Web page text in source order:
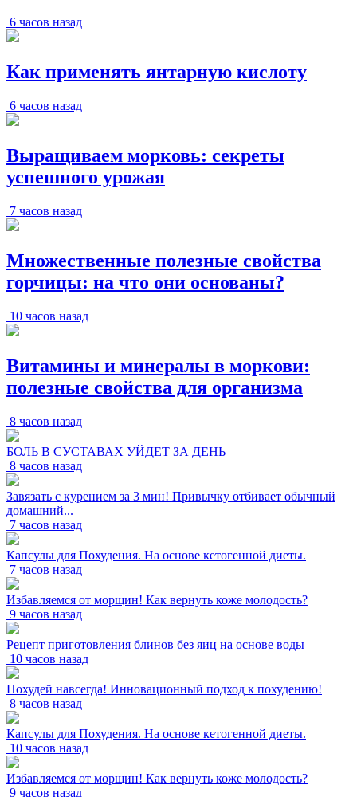
6 часов назад
Как применять янтарную кислоту
6 часов назад
Выращиваем морковь: секреты
успешного урожая
7 часов назад
Множественные полезные свойства
горчицы: на что они основаны?
10 часов назад
Витамины и минералы в моркови:
полезные свойства для организма
8 часов назад
БОЛЬ В СУСТАВАХ УЙДЕТ ЗА ДЕНЬ
8 часов назад
Завязать с курением за 3 мин! Привычку отбивает обычный
домашний...
7 часов назад
Капсулы для Похудения. На основе кетогенной диеты.
7 часов назад
Избавляемся от морщин! Как вернуть коже молодость?
9 часов назад
Рецепт приготовления блинов без яиц на основе воды
10 часов назад
Похудей навсегда! Инновационный подход к похудению!
8 часов назад
Капсулы для Похудения. На основе кетогенной диеты.
10 часов назад
Избавляемся от морщин! Как вернуть коже молодость?
9 часов назад